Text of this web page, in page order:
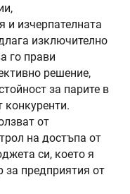
и изчерпателната
изключително
го прави
решение,
за парите в
конкуренти.
от
на достъпа от
си, което я
за предприятия от